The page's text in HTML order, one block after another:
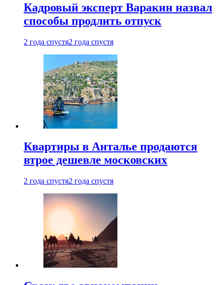
Кадровый эксперт Варакин назвал
способы продлить отпуск
2 года спустя2 года спустя
Квартиры в Анталье продаются
втрое дешевле московских
2 года спустя2 года спустя